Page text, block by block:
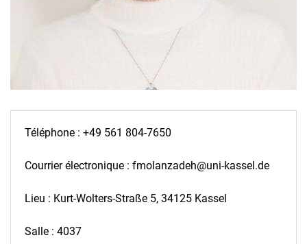
Téléphone : +49 561 804-7650
Courrier électronique : fmolanzadeh@uni-kassel.de
Lieu : Kurt-Wolters-Straße 5, 34125 Kassel
Salle : 4037